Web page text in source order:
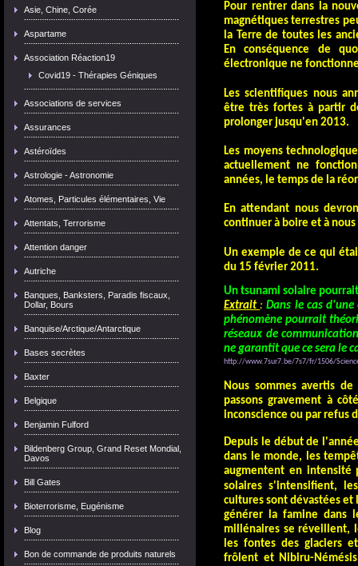
Asie, Chine, Corée
Aspartame
Association Réaction19
Covid19 - Thérapies Géniques
Associations de services
Assurances
Astéroïdes
Astrologie - Astronomie
Atomes, Particules élémentaires, Vie
Attentats, Terrorisme
Attention danger
Autriche
Banques, Banksters, Paradis fiscaux,
Dollar, Bours
Banquise/Arctique/Antarctique
Bases secrètes
Baxter
Belgique
Benjamin Fulford
Bildenberg Group, Grand Reset Mondial,
Davos
Bill Gates
Bioterrorisme, Eugénisme
Blog
Bon de commande de produits naturels
Pour rentrer dans la
magnétiques terrestres
la Terre de toutes les
En conséquence de
électronique ne
Les scientifiques nous
être très fortes à partir
prolonger jusqu'en 2013.
Les moyens
actuellement ne
années, le temps de la
En attendant nous
continuer à boire et à
Un exemple de ce qui
du 15 février 2011.
Un tsunami solaire
Extrait: Dans le cas
phénomène pourrait
réseaux de
ne garantit que ce sera le
http://www.7sur7.be/7s7/fr/1506/
Nous sommes avertis
passons gravement à
inconscience ou par refus
Depuis le début de
dans le monde, les
augmentent en intensité
solaires s'intensifient,
cultures sont dévastées
générer la famine dans
millénaires se réveillent,
les fontes des glaciers
frôlent et Nibiru-